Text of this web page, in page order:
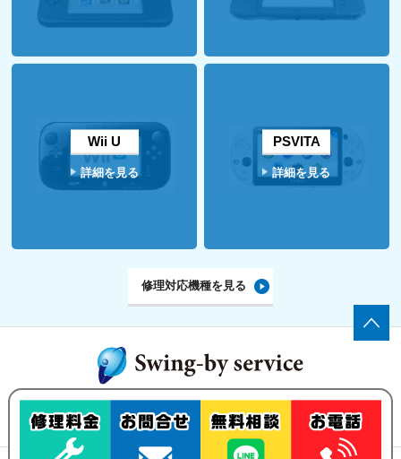
Wii U
詳細を見る
PSVITA
詳細を見る
修理対応機種を見る
ゲーム機の修理・買い取りなら、
Swing-by serviceにお任せ下さい！